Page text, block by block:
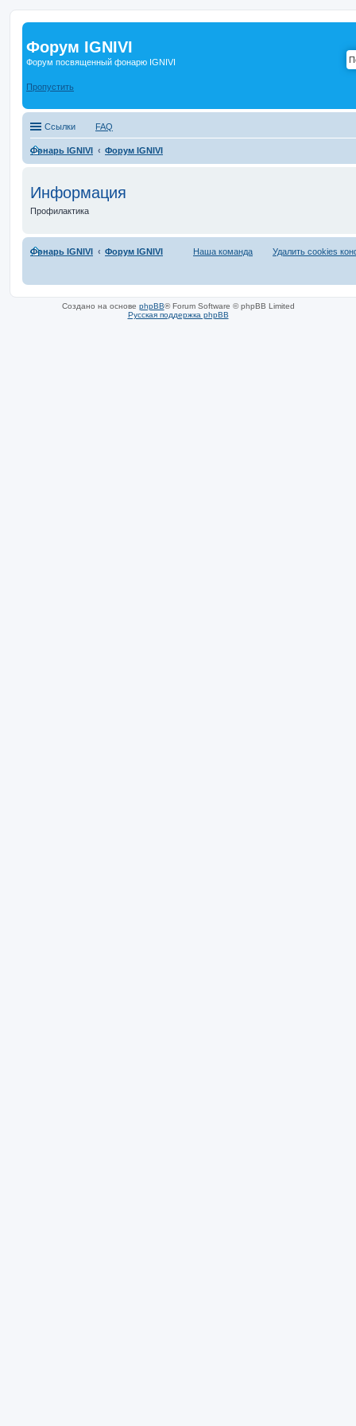
Форум IGNIVI
Форум посвященный фонарю IGNIVI
Пропустить
Ссылки FAQ
Фонарь IGNIVI Форум IGNIVI
Информация
Профилактика
Фонарь IGNIVI Форум IGNIVI Удалить cookies
Наша команда
Создано на основе phpBB® Forum Software © phpBB Limited
Русская поддержка phpBB